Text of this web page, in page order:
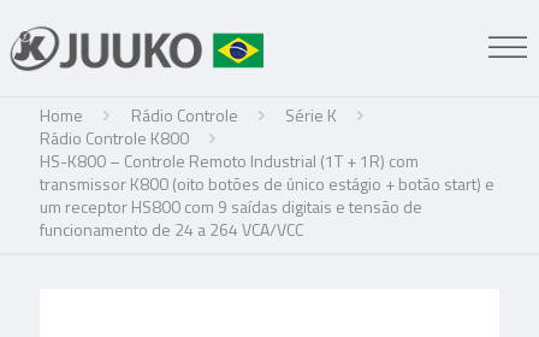
Home Rádio Controle
Série K
Rádio Controle K800
HS-K800 – Controle Remoto Industrial (1T + 1R) com
transmissor K800 (oito botões de único estágio + botão start) e
um receptor HS800 com 9 saídas digitais e tensão de
funcionamento de 24 a 264 VCA/VCC